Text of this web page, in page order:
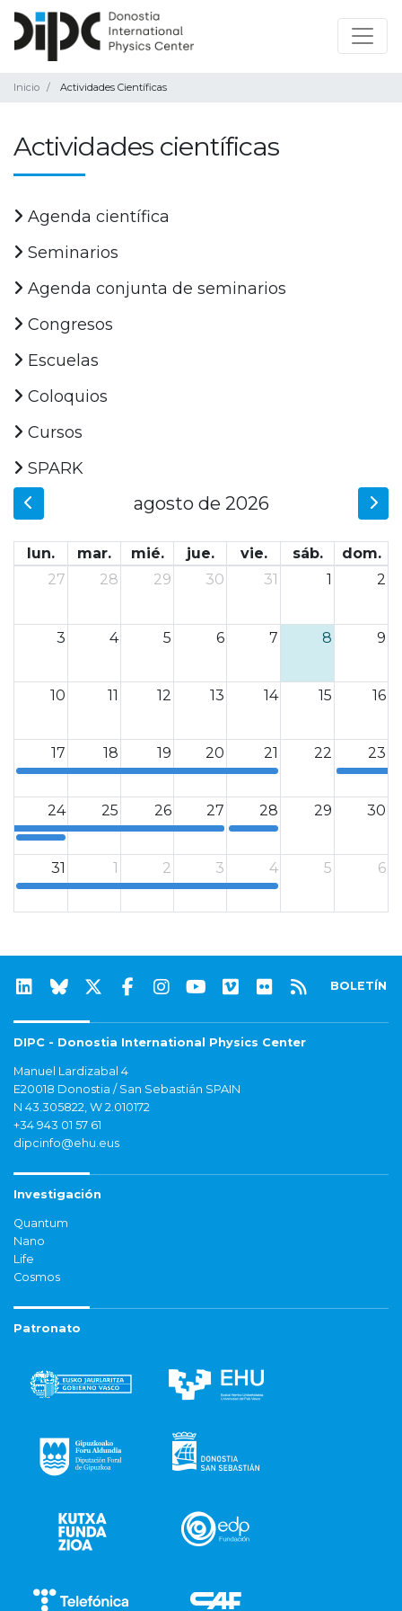
Inicio Actividades Científicas
Actividades científicas
Agenda científica
Seminarios
Agenda conjunta de seminarios
Congresos
Escuelas
Coloquios
Cursos
SPARK
agosto de 2026
lun. mar. mié. jue. vie. sáb.
dom.
27
28 29 30 31 1 2
3 4 5 6 7 8 9
10 11 12 13 14 15 16
17 18 19 20 21 22 23
0 0
24 25 26 27 28 29 30
0
0
31 1 2 3 4 5 6
0
BOLETÍN
DIPC - Donostia International Physics Center
Manuel Lardizabal 4
E20018 Donostia / San Sebastián SPAIN
N 43.305822, W 2.010172
+34 943 01 57 61
dipcinfo@ehu.eus
Investigación
Quantum
Nano
Life
Cosmos
Patronato